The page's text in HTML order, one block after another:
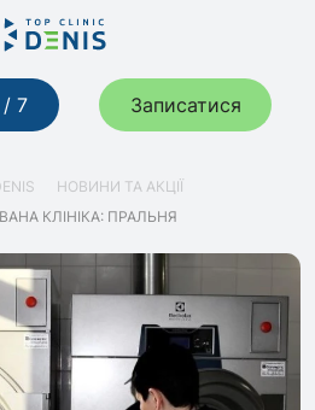
/ 7 Записатися
НОВИНИ ТА АКЦІЇ
КЛІНІКА: ПРАЛЬНЯ